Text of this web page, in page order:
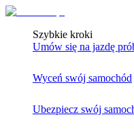
Szybkie kroki
Umów się na jazdę
Wyceń swój samochód
Ubezpiecz swój